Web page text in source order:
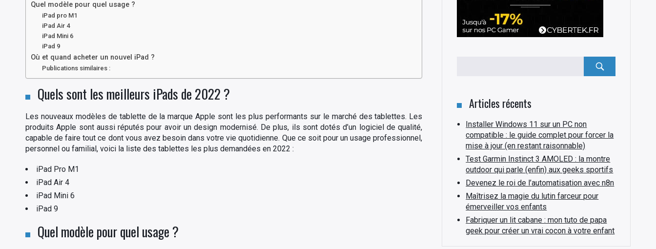
Quel modèle pour quel usage ?
iPad pro M1
iPad Air 4
iPad Mini 6
iPad 9
Où et quand acheter un nouvel iPad ?
Publications similaires :
Quels sont les meilleurs iPads de 2022 ?
Les nouveaux modèles de tablette de la marque Apple sont les plus performants sur le marché des tablettes. Les
produits Apple sont aussi réputés pour avoir un design modernisé. De plus, ils sont dotés d’un logiciel de qualité,
capable de faire tout ce dont vous avez besoin dans votre vie quotidienne. Que ce soit pour un usage professionnel,
personnel ou familial, voici la liste des tablettes les plus demandées en 2022 :
iPad Pro M1
iPad Air 4
iPad Mini 6
iPad 9
Quel modèle pour quel usage ?
Articles récents
Installer Windows 11 sur un PC non
compatible : le guide complet pour forcer la
mise à jour (en restant raisonnable)
Test Garmin Instinct 3 AMOLED : la montre
outdoor qui parle (enfin) aux geeks sportifs
Devenez le roi de l’automatisation avec n8n
Maîtrisez la magie du lutin farceur pour
émerveiller vos enfants
Fabriquer un lit cabane : mon tuto de papa
geek pour créer un vrai cocon à votre enfant